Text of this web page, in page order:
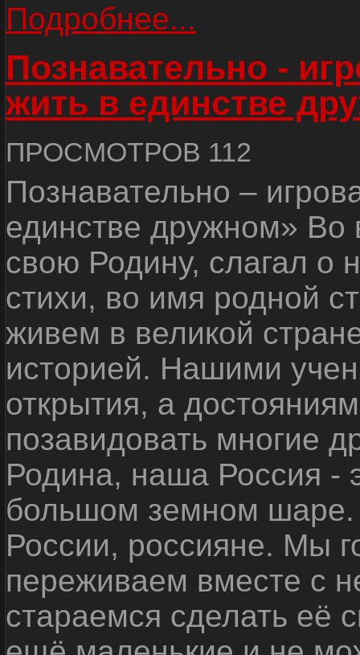
Подробнее...
Познавательно -
жить в единстве
ПРОСМОТРОВ 112
Познавательно –
единстве дружном»
свою Родину, слагал о
стихи, во имя родной
живем в великой
историей. Нашими
открытия, а
позавидовать многие
Родина, наша Россия -
большом земном
России, россияне. Мы
переживаем вместе с
стараемся сделать её